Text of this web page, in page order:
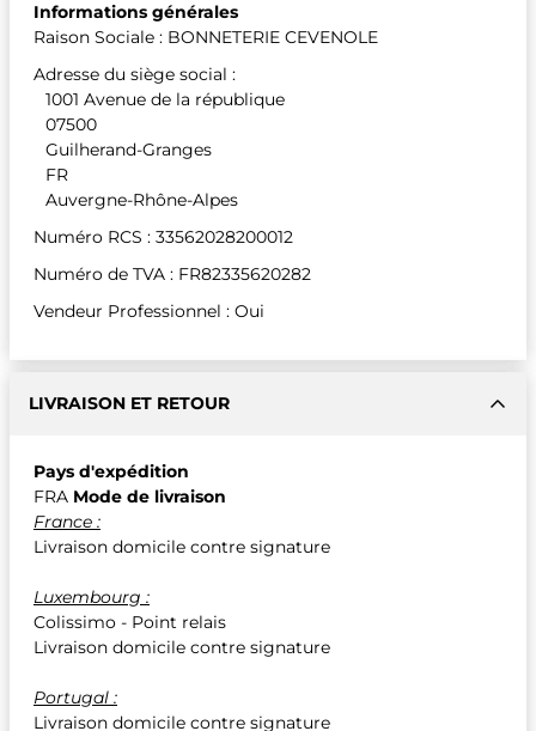
Informations générales
Raison Sociale : BONNETERIE CEVENOLE
Adresse du siège social :
1001 Avenue de la république
07500
Guilherand-Granges
FR
Auvergne-Rhône-Alpes
Numéro RCS : 33562028200012
Numéro de TVA : FR82335620282
Vendeur Professionnel : Oui
LIVRAISON ET RETOUR
Pays d'expédition
FRA Mode de livraison
France :
Livraison domicile contre signature
Luxembourg :
Colissimo - Point relais
Livraison domicile contre signature
Portugal :
Livraison domicile contre signature